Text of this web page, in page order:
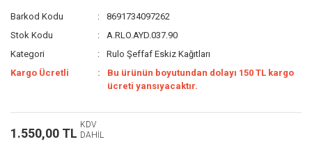
Barkod Kodu
8691734097262
Stok Kodu
A.RLO.AYD.037.90
Kategori
Rulo Şeffaf Eskiz Kağıtları
Kargo Ücretli
Bu ürünün boyutundan dolayı 150 TL kargo
ücreti yansıyacaktır.
1.550,00 TL
KDV
DAHİL